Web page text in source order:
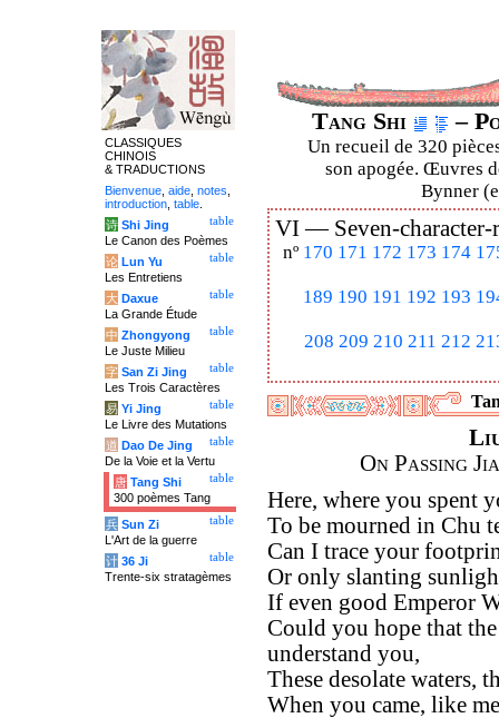
Tang Shi –
Un recueil de 320
son apogée. Œuvres
Bynner
VI — Seven-
nº 170 171 172 173 174
189 190 191 192 193
208 209 210 211 212
On Passing
Here, where you spent
To be mourned in Chu
Can I trace your
Or only slanting
If even good Emperor
Could you hope that
understand you,
These desolate waters,
When you came, like
CLASSIQUES
CHINOIS
& TRADUCTIONS
Bienvenue aide notes
introduction table
table
诗 Shi Jing
Le Canon des Poèmes
table
论 Lun Yu
Les Entretiens
table
大 Daxue
La Grande Étude
table
中 Zhongyong
Le Juste Milieu
table
字 San Zi Jing
Les Trois Caractères
table
易 Yi Jing
Le Livre des Mutations
table
道 Dao De Jing
De la Voie et la Vertu
table
唐 Tang Shi
300 poèmes Tang
table
兵 Sun Zi
L'Art de la guerre
table
计 36 Ji
Trente-six stratagèmes